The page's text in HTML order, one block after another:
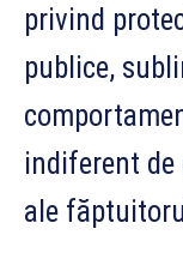
privind
publice,
indiferent
ale